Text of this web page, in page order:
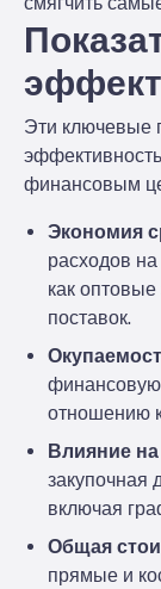
Эти ключевые
финансовым
Экономия
расходов
как
поставок.
финансовую
отношению
Влияние
закупочная
включая
Общая
прямые и